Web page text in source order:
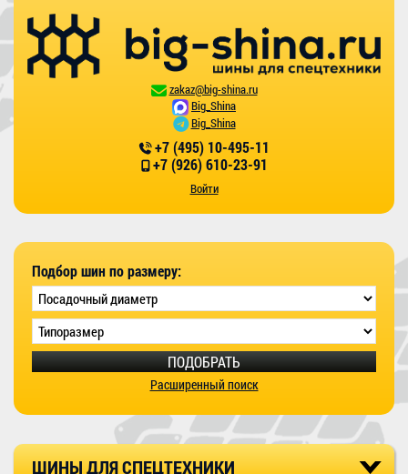
zakaz@big-shina.ru
Big_Shina
Big_Shina
+7 (495) 10-495-11
+7 (926) 610-23-91
Войти
ШИНЫ ДЛЯ СПЕЦТЕХНИКИ
Подбор шин по размеру:
ПОДОБРАТЬ
Расширенный поиск